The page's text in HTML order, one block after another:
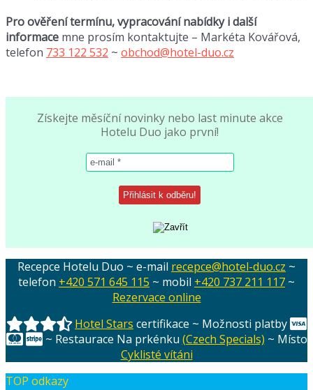
Pro ověření termínu, vypracování nabídky i další
informace mne prosím kontaktujte – Markéta Kovářová,
telefon 733 122 532 ~ obchod@hotel-duo.cz
Získejte měsíční novinky nebo last minute akce
Hotelu Duo jako první!
Recepce Hotelu Duo ~ e-mail recepce@hotel-duo.cz ~
telefon +420 571 645 115 ~ mobil +420 737 211 117 ~
Rezervace online
Hotel Stars certifikace ~ Možnosti platby
~ Restaurace Na prkénku (Czech Specials) ~ Místo
Cyklisté vítáni
TOP odkazy